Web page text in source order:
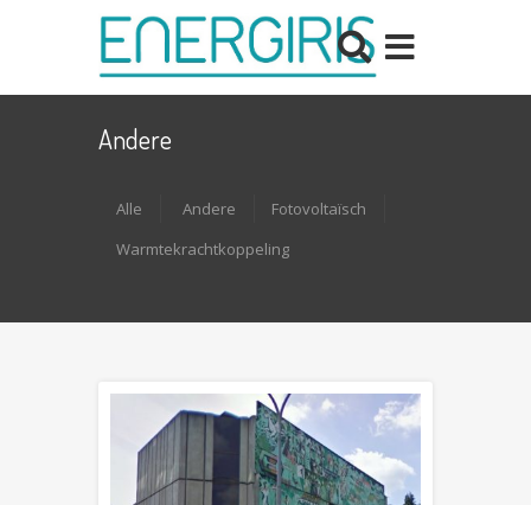
Andere
Alle Andere
Fotovoltaïsch
Warmtekrachtkoppeling